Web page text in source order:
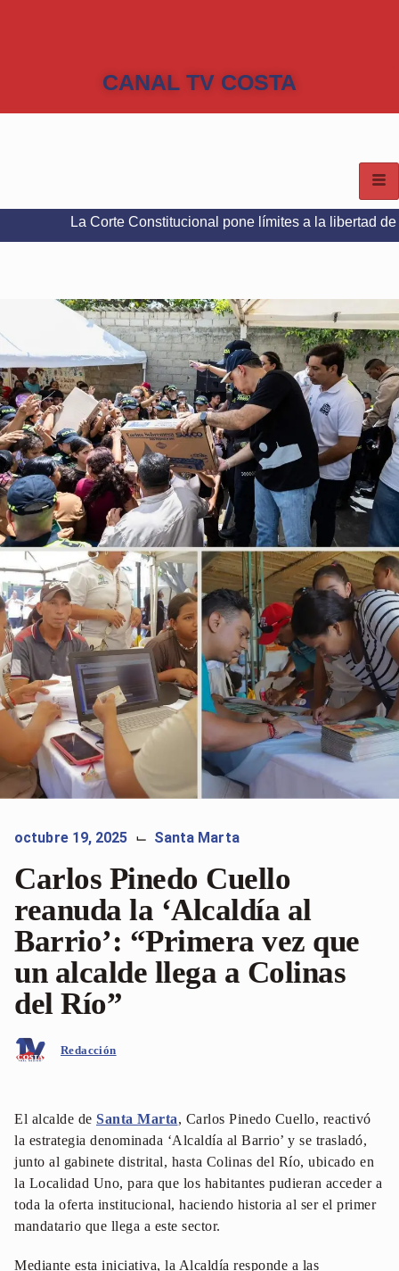
CANAL TV COSTA
Corte Constitucional pone límites a la libertad de expresión
octubre 19, 2025 ⌙ Santa Marta
Carlos Pinedo Cuello
reanuda la ‘Alcaldía al
Barrio’: “Primera vez que
un alcalde llega a Colinas
del Río”
Redacción
El alcalde de Santa Marta, Carlos Pinedo Cuello, reactivó
la estrategia denominada ‘Alcaldía al Barrio’ y se trasladó,
junto al gabinete distrital, hasta Colinas del Río, ubicado en
la Localidad Uno, para que los habitantes pudieran acceder a
toda la oferta institucional, haciendo historia al ser el primer
mandatario que llega a este sector.
Mediante esta iniciativa, la Alcaldía responde a las